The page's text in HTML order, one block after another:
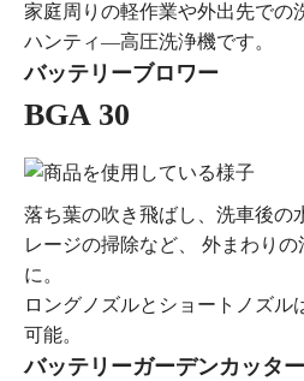
家庭周りの軽作業や外出先での
ハンティ―高圧洗浄機です。
バッテリーブロワー
BGA 30
落ち葉の吹き飛ばし、洗車後の
レージの掃除など、 外まわりの
に。
ロングノズルとショートノズル
可能。
バッテリーガーデンカッター